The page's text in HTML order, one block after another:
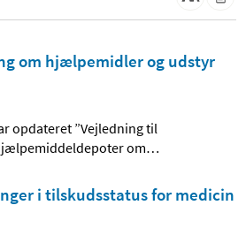
om hjælpemidler og udstyr
opdateret ”Vejledning til
om…
i tilskudsstatus for medicin